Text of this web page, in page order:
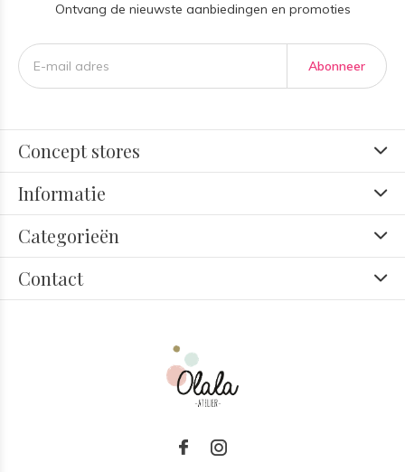
Ontvang de nieuwste aanbiedingen en promoties
Abonneer
Concept stores
Informatie
Categorieën
Contact